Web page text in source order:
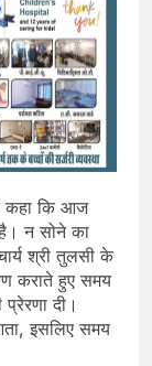
कहा कि आज
है। न सोने का
श्री तुलसी के
कराते हुए समय
दी।
इसलिए समय